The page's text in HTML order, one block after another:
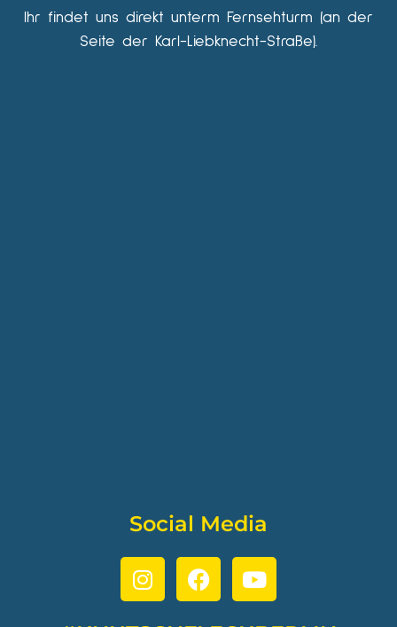
Ihr findet uns direkt unterm Fernsehturm (an der
Seite der Karl-Liebknecht-Straße).
Social Media